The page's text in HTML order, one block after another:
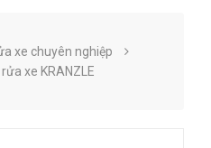
xe chuyên nghiệp
xe KRANZLE